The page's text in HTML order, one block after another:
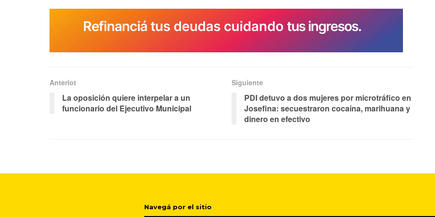
Anteriot
La oposición quiere interpelar a un
funcionario del Ejecutivo Municipal
Siguiente
PDI detuvo a dos mujeres por microtráfico en
Josefina: secuestraron cocaína, marihuana y
dinero en efectivo
Navegá por el sitio